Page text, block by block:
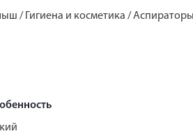
/ Гигиена и косметика / Аспираторы